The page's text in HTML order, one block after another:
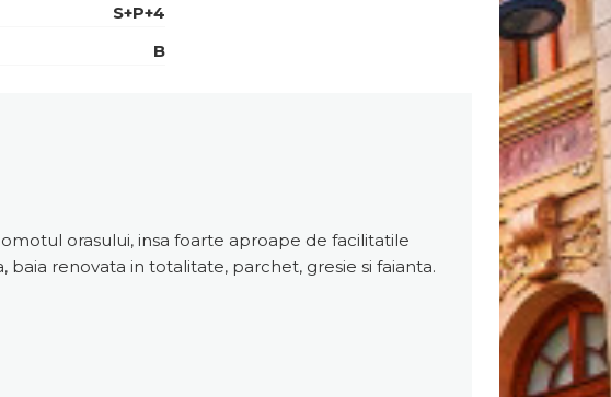
S+P+4
B
orasului, insa foarte aproape de facilitatile
renovata in totalitate, parchet, gresie si faianta.